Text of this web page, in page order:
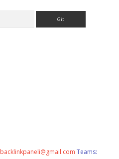
backlinkpaneli@gmail.com Teams: